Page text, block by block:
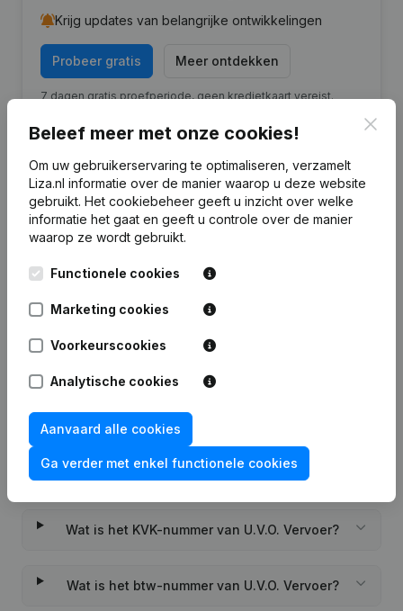
Krijg updates van belangrijke ontwikkelingen
Probeer gratis Meer ontdekken
7 dagen gratis proefperiode, geen kredietkaart vereist.
Financiële gegevensvan U.V.O. Vervoer
2025
Eigen
€ 2.781.772
Personeel
Veelgestelde vragen
Wat is het KVK-nummer van U.V.O. Vervoer?
Wat is het btw-nummer van U.V.O. Vervoer?
Beleef meer met onze cookies!
Om uw gebruikerservaring te optimaliseren, verzamelt
Liza.nl informatie over de manier waarop u deze website
gebruikt. Het cookiebeheer geeft u inzicht over welke
informatie het gaat en geeft u controle over de manier
waarop ze wordt gebruikt.
Functionele cookies
Marketing cookies
Voorkeurscookies
Analytische cookies
Aanvaard alle cookies
Ga verder met enkel functionele cookies